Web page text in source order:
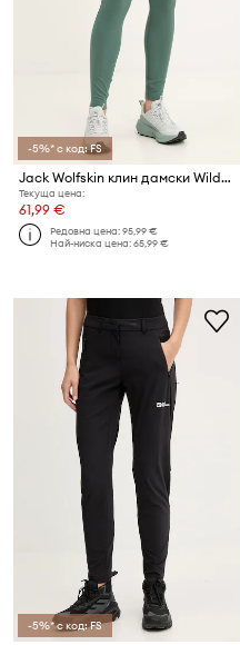
-5%* с код: FS
Jack Wolfskin клин дамски Wildstride
Текуща цена:
61,99 €
Редовна цена:95,99 €
Най-ниска цена:65,99 €
-5%* с код: FS